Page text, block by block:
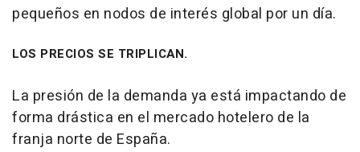
pequeños en nodos de interés global por un día.
LOS PRECIOS SE TRIPLICAN.
La presión de la demanda ya está impactando de
forma drástica en el mercado hotelero de la
franja norte de España.